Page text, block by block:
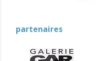
partenaires